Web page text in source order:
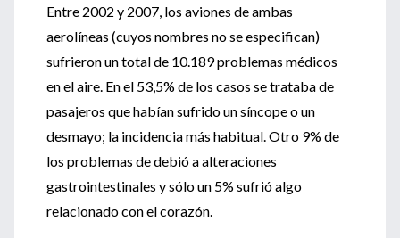
Entre 2002 y 2007, los aviones de ambas
aerolíneas (cuyos nombres no se especifican)
sufrieron un total de 10.189 problemas médicos
en el aire. En el 53,5% de los casos se trataba de
pasajeros que habían sufrido un síncope o un
desmayo; la incidencia más habitual. Otro 9% de
los problemas de debió a alteraciones
gastrointestinales y sólo un 5% sufrió algo
relacionado con el corazón.